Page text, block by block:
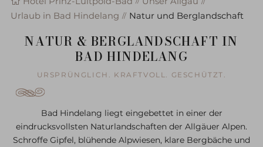
Urlaub in Bad Hindelang
Natur und Berglandschaft
NATUR & BERGLANDSCHAFT IN
BAD HINDELANG
URSPRÜNGLICH. KRAFTVOLL. GESCHÜTZT.
Bad Hindelang liegt eingebettet in einer der
eindrucksvollsten Naturlandschaften der Allgäuer Alpen.
Schroffe Gipfel, blühende Alpwiesen, klare Bergbäche und